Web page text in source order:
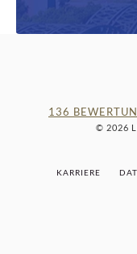
136
© 2026
KARRIERE